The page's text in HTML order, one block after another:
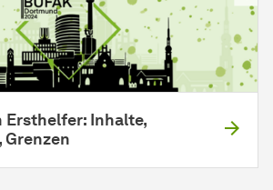
Ersthelfer: Inhalte,